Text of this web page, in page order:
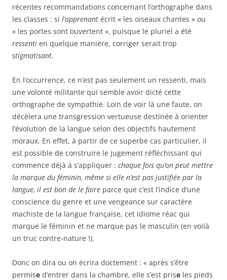
récentes recommandations concernant l’orthographe dans
les classes : si l’apprenant écrit « les oiseaux chantes » ou
« les portes sont ouvertent », puisque le pluriel a été
ressenti en quelque manière, corriger serait trop
stigmatisant.
En l’occurrence, ce n’est pas seulement un ressenti, mais
une volonté militante qui semble avoir dicté cette
orthographe de sympathie. Loin de voir là une faute, on
décèlera une transgression vertueuse destinée à orienter
l’évolution de la langue selon des objectifs hautement
moraux. En effet, à partir de ce superbe cas particulier, il
est possible de construire le jugement réfléchissant qui
commence déjà à s’appliquer : chaque fois qu’on peut mettre
la marque du féminin, même si elle n’est pas justifiée par la
langue, il est bon de le faire parce que c’est l’indice d’une
conscience du genre et une vengeance sur caractère
machiste de la langue française, cet idiome réac qui
marque le féminin et ne marque pas le masculin (en voilà
un truc contre-nature !).
Donc on dira ou on écrira doctement : « après s’être
permise d’entrer dans la chambre, elle s’est prise les pieds